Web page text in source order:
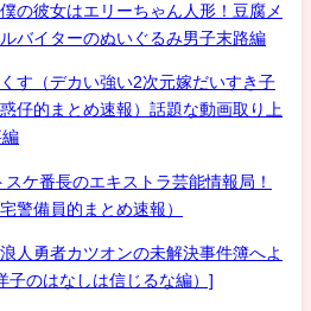
の彼女はエリーちゃん人形！豆腐メ
バイターのぬいぐるみ男子末路編
す（デカい強い2次元嫁だいすき子
仔的まとめ速報）話題な動画取り上
ケ番長のエキストラ芸能情報局！
警備員的まとめ速報）
人勇者カツオンの未解決事件簿へよ
子のはなしは信じるな編）]